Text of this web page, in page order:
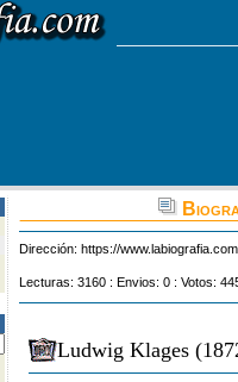
Dirección: https://
Lecturas: 3160 : Envios: 0 : Votos:
Ludwig Klages